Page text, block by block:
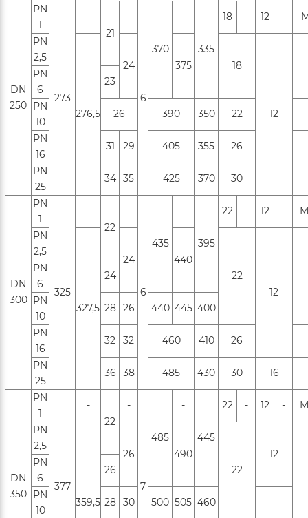
DN
250
РN
1
273
-
21
-
6
370
-
335
18 - 12 -
PN
2,5
276,5
24 375 18
12
PN
6
23
РN
10
26 390 350
22
РN
16
31 29 405 355
26
PN
25
34 35 425 370 30
DN
300
PN
1
325
-
22
-
6
435
-
395
22 - 12 -
PN
2,5
327,5
24
440
22
12
PN
6
24
РN
10
28 26 440 445 400
РN
16
32 32 460 410
26
PN
25
36 38 485 430 30 16
DN
350
PN
1
377
-
22
-
7
485
-
445
22 - 12 -
PN
2,5
359,5
26
490
22
12
PN
6
26
РN
10
28 30 500 505 460